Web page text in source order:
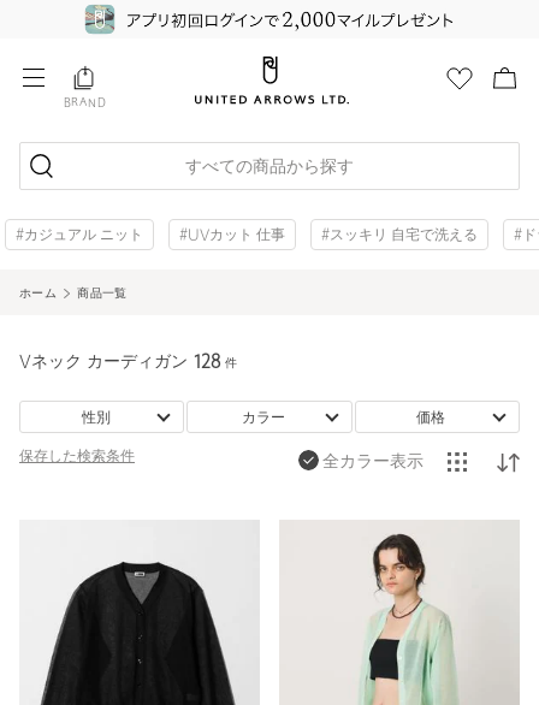
BRAND
すべての商品から探す
#カジュアル ニット #UVカット 仕事 #スッキリ 自宅で洗える #ド
ホーム 商品一覧
Vネック カーディガン 128 件
性別 カラー 価格
保存した検索条件 全カラー表示